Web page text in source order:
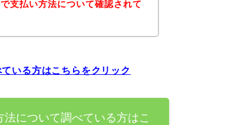
支払い方法について確認されて
いる方はこちらをクリック
について調べている方はこ